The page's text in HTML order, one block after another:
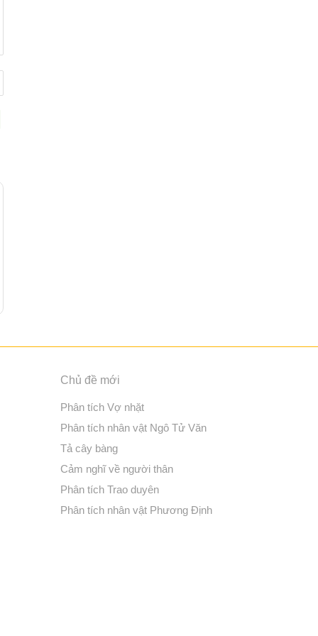
Chủ đề mới
Phân tích Vợ nhặt
Phân tích nhân vật Ngô Tử Văn
Tả cây bàng
Cảm nghĩ về người thân
Phân tích Trao duyên
Phân tích nhân vật Phương Định